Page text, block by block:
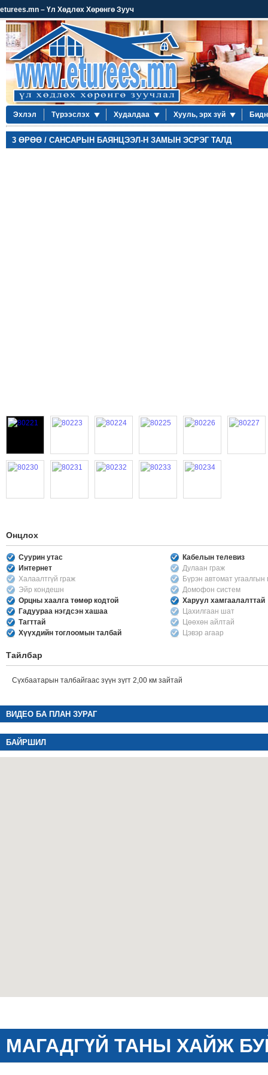
eturees.mn – Үл Хөдлөх Хөрөнгө Зууч
Эхлэл Түрээслэх Худалдаа Хууль, эрх зүй
3 ӨРӨӨ / САНСАРЫН БАЯНЦЭЭЛ-Н ЗАМЫН ЭСРЭГ ТАЛД
Онцлох
Суурин утас
Кабелын телевиз
Интернет
Дулаан граж
Халаалтгүй граж
Бүрэн автомат
Эйр кондешн
Домофон систем
Орцны хаалга төмөр кодтой
Харуул хамгаалалттай
Гадуураа нэгдсэн хашаа
Цахилгаан шат
Тагттай
Цөөхөн айлтай
Хүүхдийн тоглоомын талбай
Цэвэр агаар
Тайлбар
Сүхбаатарын талбайгаас зүүн зүгт 2,00 км зайтай
ВИДЕО БА ПЛАН ЗУРАГ
БАЙРШИЛ
МАГАДГҮЙ ТАНЫ ХАЙЖ